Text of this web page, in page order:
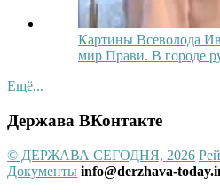
Картины Всеволода
мир Прави. В городе
Ещё...
Держава ВКонтакте
© ДЕРЖАВА СЕГОДНЯ, 2026
Документы info@derzhava-